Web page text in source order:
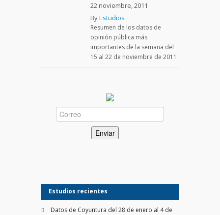
22 noviembre, 2011
ByEstudios
Resumen de los datos de
opinión pública más
importantes de la semana del
15 al 22 de noviembre de 2011
Estudios recientes
Datos de Coyuntura del 28 de enero al 4 de